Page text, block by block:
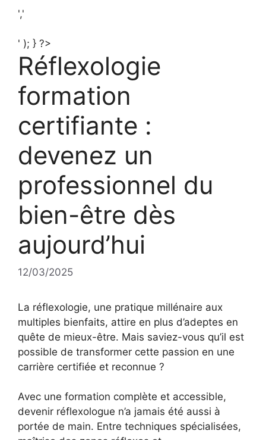
','
' ); } ?>
Réflexologie
formation
certifiante :
devenez un
professionnel du
bien-être dès
aujourd’hui
12/03/2025
La réflexologie, une pratique millénaire aux
multiples bienfaits, attire en plus d’adeptes en
quête de mieux-être. Mais saviez-vous qu’il est
possible de transformer cette passion en une
carrière certifiée et reconnue ?
Avec une formation complète et accessible,
devenir réflexologue n’a jamais été aussi à
portée de main. Entre techniques spécialisées,